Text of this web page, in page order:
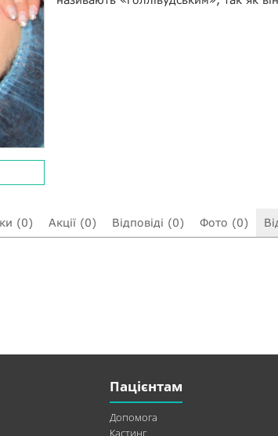
(0) Акції (0) Відповіді (0) Фото (0)
Пацієнтам
Допомога
Кастинг